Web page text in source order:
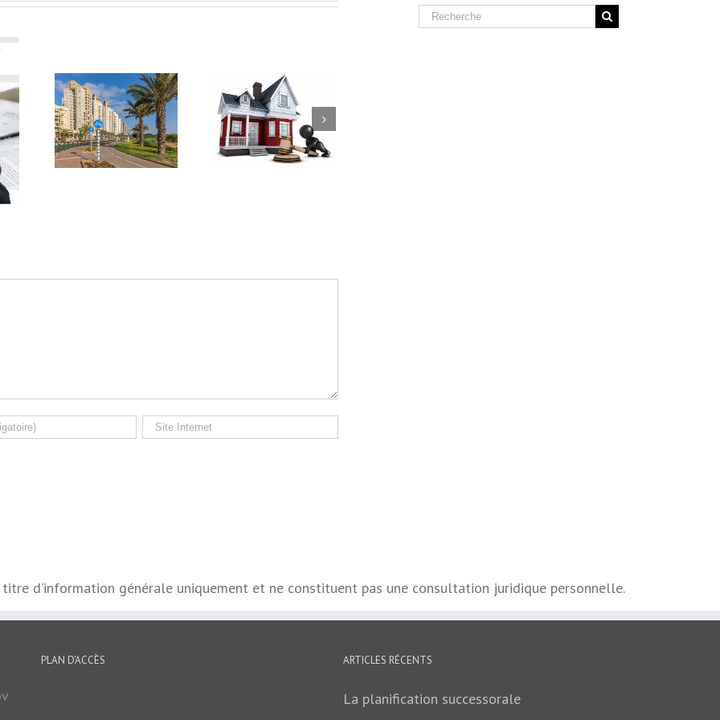
–
aux
«
Le sort des
biens perdus
en Israël
Donation du
vivant ou
testament en
d’information générale uniquement et ne constituent pas une consultation juridique personnelle.
PLAN D’ACCÈS ARTICLES RÉCENTS
La planification successorale